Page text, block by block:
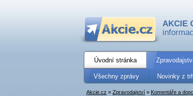
AKCIE
Úvodní stránka
Všechny zprávy Novinky z
Akcie.cz » Zpravodajství » Komentáře a